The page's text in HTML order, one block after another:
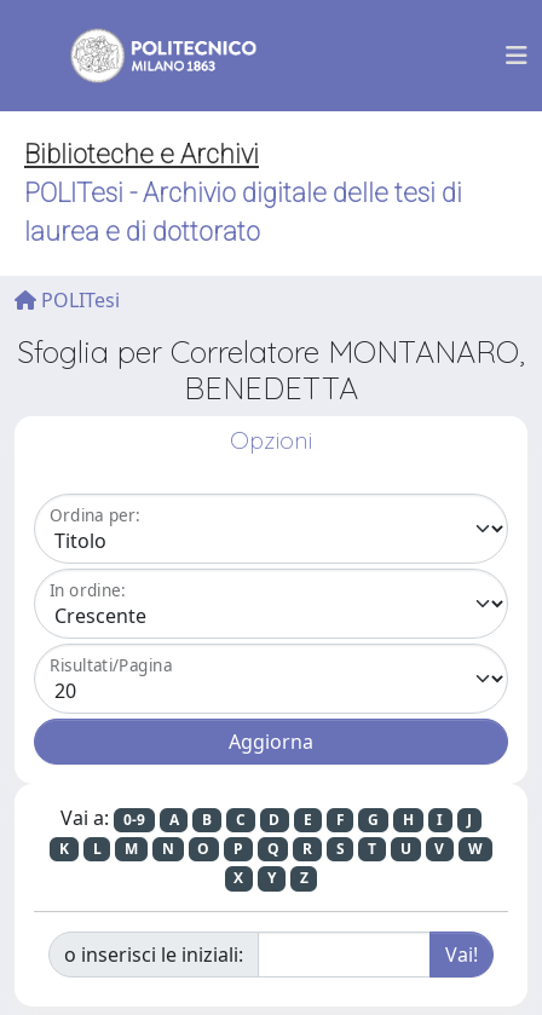
Biblioteche e Archivi
POLITesi - Archivio digitale delle tesi di
laurea e di dottorato
POLITesi
Sfoglia per Correlatore MONTANARO,
BENEDETTA
Opzioni
Ordina per:
In ordine:
Risultati/Pagina
Vai a: 0-9 A B C D E F G H I
J
K
L M N O P Q R S T U V
W
X
Y Z
o inserisci le iniziali: